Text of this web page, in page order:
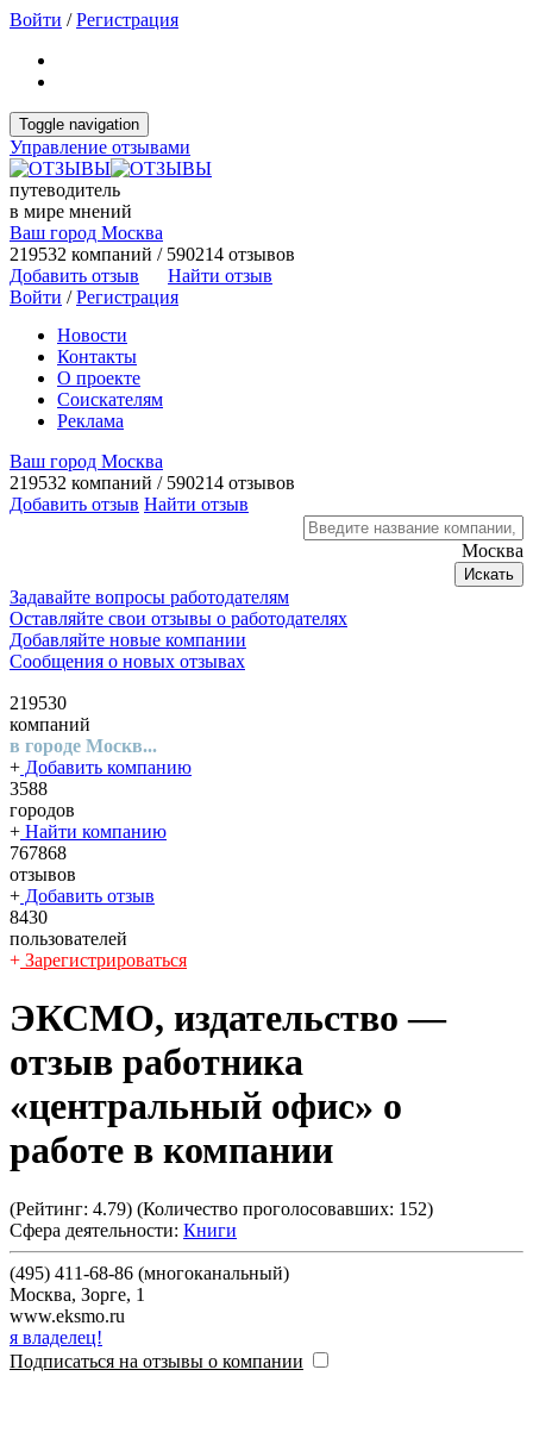
Войти /Регистрация
Toggle navigation
Управление отзывами
путеводитель
в мире мнений
Ваш город Москва
219532 компаний / 590214 отзывов
Добавить отзыв
Найти отзыв
Войти /Регистрация
Новости
Контакты
О проекте
Соискателям
Реклама
Ваш город Москва
219532 компаний / 590214 отзывов
Добавить отзыв Найти отзыв
Москва
Искать
Задавайте вопросы работодателям
Оставляйте свои отзывы о работодателях
Добавляйте новые компании
Сообщения о новых отзывах
219530
компаний
в городе Москв...
+ Добавить компанию
3588
городов
+ Найти компанию
767868
отзывов
+ Добавить отзыв
8430
пользователей
+ Зарегистрироваться
ЭКСМО, издательство —
отзыв работника
«центральный офис» о
работе в компании
(Рейтинг: 4.79) (Количество проголосовавших: 152)
Сфера деятельности: Книги
(495) 411-68-86 (многоканальный)
Москва, Зорге, 1
www.eksmo.ru
я владелец!
Подписаться на отзывы о компании